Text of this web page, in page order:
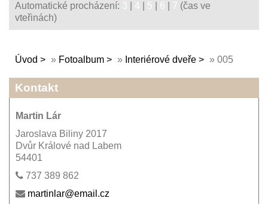
Automatické procházení: 3 4 5 6 7 (čas ve
vteřinách)
Úvod » Fotoalbum » Interiérové dveře » 005
Kontakt
Martin Lár
Jaroslava Biliny 2017
Dvůr Králové nad Labem
54401
737 389 862
martinlar@email.cz